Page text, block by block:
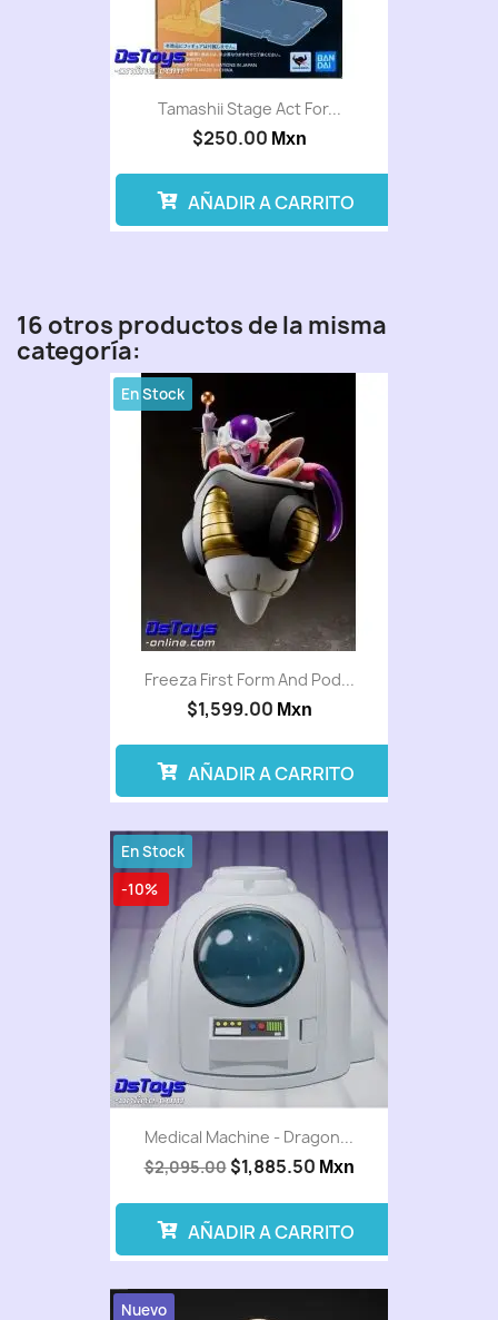
Tamashii Stage Act For...
$250.00 Mxn
AÑADIR A CARRITO
16 otros productos de la misma
categoría:
Freeza First Form And Pod...
$1,599.00 Mxn
En Stock
AÑADIR A CARRITO
Medical Machine - Dragon...
$2,095.00 $1,885.50 Mxn
-10%
En Stock
AÑADIR A CARRITO
Nuevo